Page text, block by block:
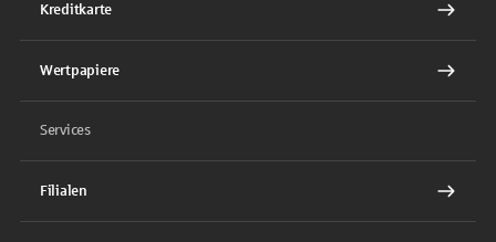
Kreditkarte
Wertpapiere
Services
Filialen